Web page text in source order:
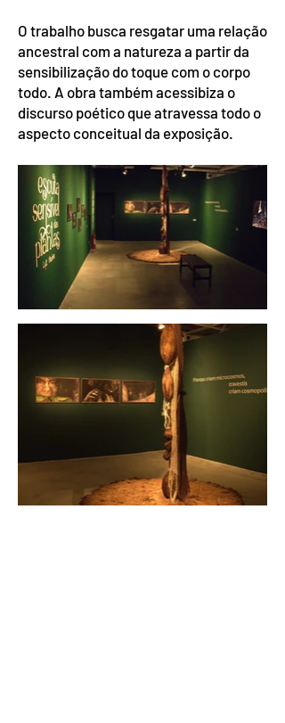
O trabalho busca resgatar uma relação
ancestral com a natureza a partir da
sensibilização do toque com o corpo
todo. A obra também acessibiza o
discurso poético que atravessa todo o
aspecto conceitual da exposição.